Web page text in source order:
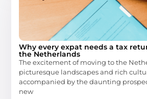
Why every expat needs a tax
the Netherlands
The excitement of moving to the
picturesque landscapes and rich
accompanied by the daunting
new